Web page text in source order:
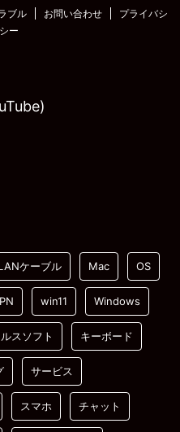
ブル お問い合わせ
プライバシ
ー
ケーブル Mac OS
win11 Windows
スソフト キーボード
サービス
スマホ チャット